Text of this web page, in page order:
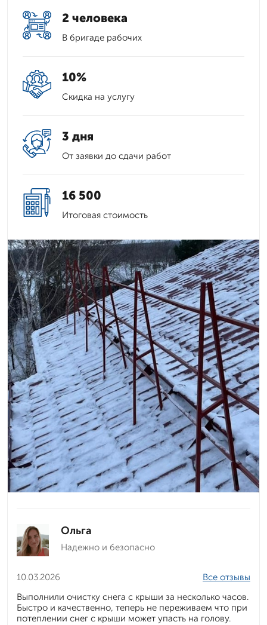
2 человека
В бригаде рабочих
10%
Скидка на услугу
3 дня
От заявки до сдачи работ
16 500
Итоговая стоимость
Ольга
Надежно и безопасно
10.03.2026
Все отзывы
Выполнили очистку снега с крыши за несколько часов.
Быстро и качественно, теперь не переживаем что при
потеплении снег с крыши может упасть на голову.